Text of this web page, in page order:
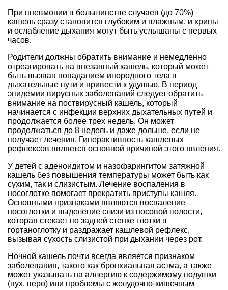
При пневмонии в большинстве случаев (до 70%)
кашель сразу становится глубоким и влажным, и хрипы
и ослабление дыхания могут быть услышаны с первых
часов.
Родители должны обратить внимание и немедленно
отреагировать на внезапный кашель, который может
быть вызван попаданием инородного тела в
дыхательные пути и привести к удушью. В период
эпидемии вирусных заболеваний следует обратить
внимание на поствирусный кашель, который
начинается с инфекции верхних дыхательных путей и
продолжается более трех недель. Он может
продолжаться до 8 недель и даже дольше, если не
получает лечения. Гиперактивность кашлевых
рефлексов является основной причиной этого явления.
У детей с аденоидитом и назофарингитом затяжной
кашель без повышения температуры может быть как
сухим, так и слизистым. Лечение воспаления в
носоглотке помогает прекратить приступы кашля.
Основными признаками являются воспаление
носоглотки и выделение слизи из носовой полости,
которая стекает по задней стенке глотки в
гортаноглотку и раздражает кашлевой рефлекс,
вызывая сухость слизистой при дыхании через рот.
Ночной кашель почти всегда является признаком
заболевания, такого как бронхиальная астма, а также
может указывать на аллергию к содержимому подушки
(пух, перо) или проблемы с желудочно-кишечным